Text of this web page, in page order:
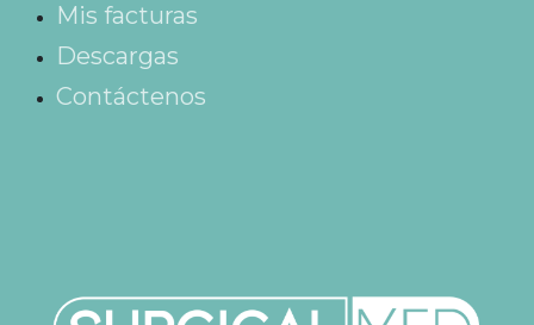
Mis facturas
Descargas
Contáctenos